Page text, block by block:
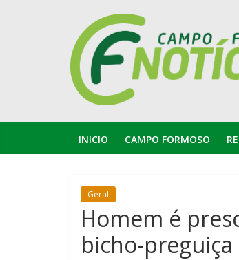
INICIO CAMPO FORMOSO
Geral
Homem é
bicho-